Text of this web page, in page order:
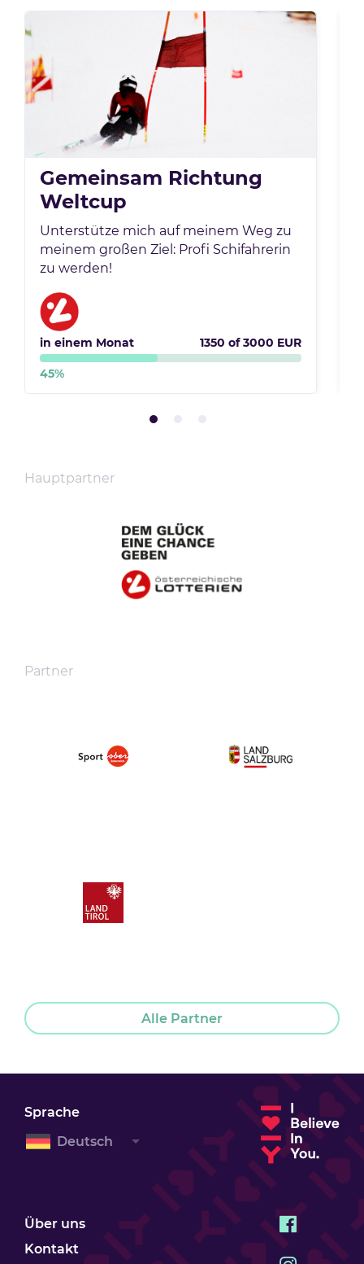
Gemeinsam Richtung
Weltcup
Unterstütze mich auf meinem Weg zu
meinem großen Ziel: Profi Schifahrerin
zu werden!
in einem Monat 1350 of3000 EUR
45%
Hauptpartner
Partner
Alle Partner
Sprache
Deutsch
Über uns
Kontakt